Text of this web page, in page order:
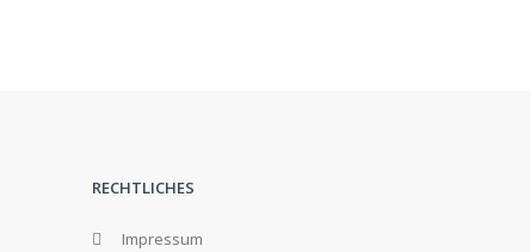
RECHTLICHES
Impressum